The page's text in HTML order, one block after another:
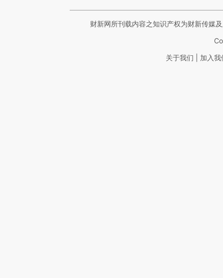
财新网所刊载内容之知识产权为财新传媒
关于我们 加入我